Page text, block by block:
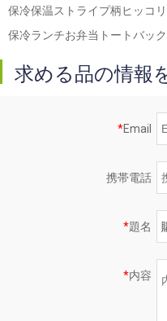
保冷保温ストライプ柄ヒッコ
保冷ランチお弁当トートバック
求める品の情報
*Email
携帯電話
*題名
*内容